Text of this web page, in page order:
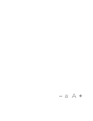
a A